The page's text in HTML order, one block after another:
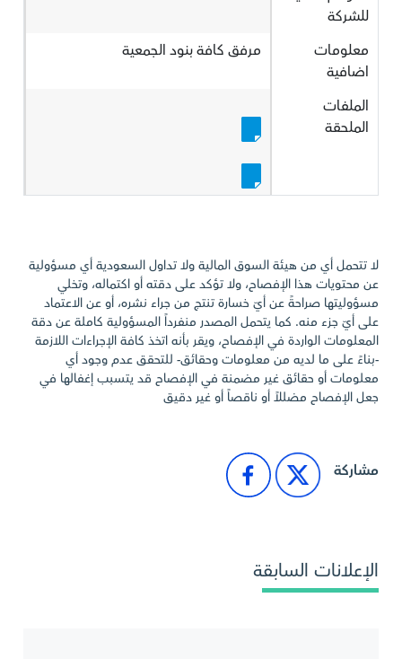
للشركة
معلومات
اضافية
مرفق كافة بنود الجمعية
الملفات
الملحقة
لا تتحمل أي من هيئة السوق المالية ولا تداول السعودية أي مسؤولية
عن محتويات هذا الإفصاح، ولا تؤكد على دقته أو اكتماله، وتخلي
مسؤوليتها صراحةً عن أيّ خسارة تنتج من جراء نشره، أو عن الاعتماد
على أيّ جزء منه. كما يتحمل المصدر منفرداً المسؤولية كاملة عن دقة
المعلومات الواردة في الإفصاح، ويقر بأنه اتخذ كافة الإجراءات اللازمة
-بناءً على ما لديه من معلومات وحقائق- للتحقق عدم وجود أي
معلومات أو حقائق غير مضمنة في الإفصاح قد يتسبب إغفالها في
جعل الإفصاح مضللاً أو ناقصاً أو غير دقيق
مشاركة
الإعلانات السابقة